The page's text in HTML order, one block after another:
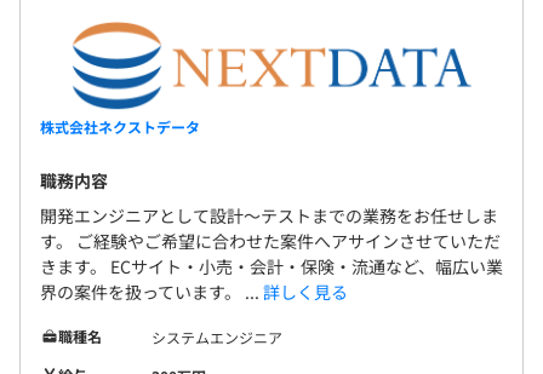
株式会社ネクストデータ
職務内容
開発エンジニアとして設計～テストまでの業務をお任せしま
す。 ご経験やご希望に合わせた案件へアサインさせていただ
きます。 ECサイト・小売・会計・保険・流通など、幅広い業
界の案件を扱っています。 ... 詳しく見る
職種名
システムエンジニア